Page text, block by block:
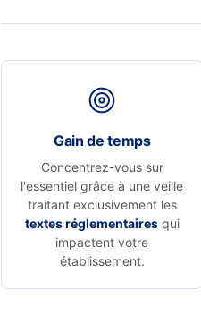
Gain de temps
Concentrez-vous sur
l'essentiel grâce à une veille
traitant exclusivement les
textes réglementairesqui
impactent votre
établissement.